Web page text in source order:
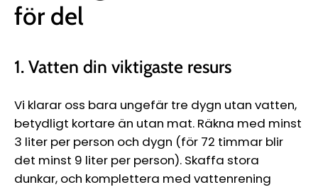
för del
1. Vatten din viktigaste resurs
Vi klarar oss bara ungefär tre dygn utan vatten,
betydligt kortare än utan mat. Räkna med minst
3 liter per person och dygn (för 72 timmar blir
det minst 9 liter per person). Skaffa stora
dunkar, och komplettera med vattenrening